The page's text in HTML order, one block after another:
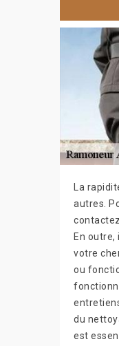
La
autres.
En
votre
ou
du
est